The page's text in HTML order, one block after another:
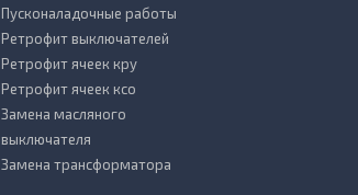
Пусконаладочные работы
Ретрофит выключателей
Ретрофит ячеек кру
Ретрофит ячеек ксо
Замена масляного
выключателя
Замена трансформатора